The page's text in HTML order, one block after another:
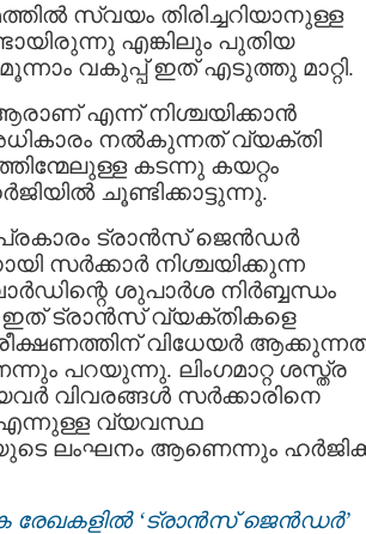
സ്വയം തിരിച്ചറിയാനുള്ള
എങ്കിലും പുതിയ
വകുപ്പ് ഇത് എടുത്തു മാറ്റി.
എന്ന് നിശ്ചയിക്കാൻ
നൽകുന്നത് വ്യക്തി
കടന്നു കയറ്റം
ചൂണ്ടിക്കാട്ടുന്നു.
ട്രാൻസ് ജെൻഡർ
സർക്കാർ നിശ്ചയിക്കുന്ന
ശുപാർശ നിർബ്ബന്ധം
ഇത് ട്രാൻസ് വ്യക്തികളെ
വിധേയർ
പറയുന്നു. ലിംഗമാറ്റ ശസ്ത്ര
വിവരങ്ങൾ സർക്കാരിനെ
എന്നുള്ള വ്യവസ്ഥ
ലംഘനം ആണെന്നും
‘ട്രാൻസ് ജെൻഡർ’